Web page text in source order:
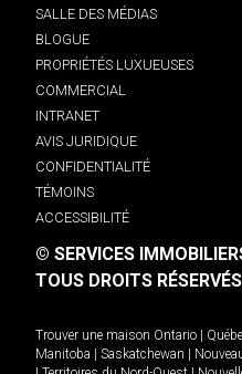
SALLE DES MÉDIAS
BLOGUE
PROPRIÉTÉS LUXUEUSES
COMMERCIAL
INTRANET
AVIS JURIDIQUE
CONFIDENTIALITÉ
TÉMOINS
ACCESSIBILITÉ
© SERVICES
TOUS DROITS
Trouver une maison Ontario
Manitoba
Saskatchewan